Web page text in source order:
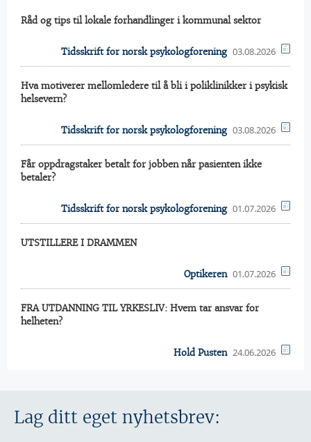
Råd og tips til lokale forhandlinger i kommunal sektor
Tidsskrift for norsk psykologforening 03.08.2026
Hva motiverer mellomledere til å bli i poliklinikker i psykisk
helsevern?
Tidsskrift for norsk psykologforening 03.08.2026
Får oppdragstaker betalt for jobben når pasienten ikke
betaler?
Tidsskrift for norsk psykologforening 01.07.2026
UTSTILLERE I DRAMMEN
Optikeren 01.07.2026
FRA UTDANNING TIL YRKESLIV: Hvem tar ansvar for
helheten?
Hold Pusten 24.06.2026
Lag ditt eget nyhetsbrev: